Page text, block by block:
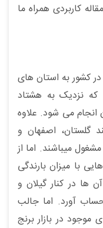
کاربردی همراه ما
در کشور به استان های
که نزدیک به هشتاد
انجام می شود. علاوه
گلستان، اصفهان و
میباشند. اما از
با میزان بارندگی
ها در کنار گیلان و
حساب آورد. اما جالب
موجود در بازار برنج